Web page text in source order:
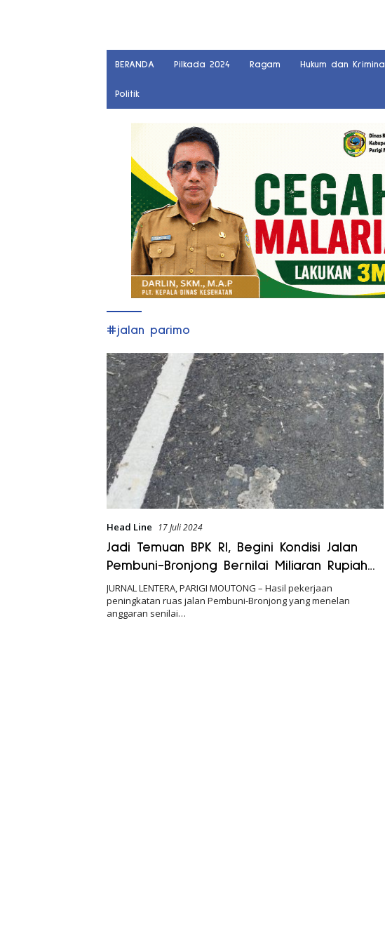
BERANDA Pilkada 2024 Ragam Hukum dan Kriminal
Politik
#jalan parimo
Head Line 17 Juli 2024
Jadi Temuan BPK RI, Begini Kondisi Jalan
Pembuni-Bronjong Bernilai Miliaran Rupiah
di Parigi Moutong
JURNAL LENTERA, PARIGI MOUTONG – Hasil pekerjaan
peningkatan ruas jalan Pembuni-Bronjong yang menelan
anggaran senilai…